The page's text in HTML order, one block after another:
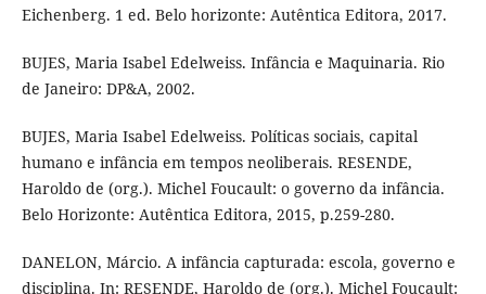
Eichenberg. 1 ed. Belo horizonte: Autêntica Editora, 2017.
BUJES, Maria Isabel Edelweiss. Infância e Maquinaria. Rio
de Janeiro: DP&A, 2002.
BUJES, Maria Isabel Edelweiss. Políticas sociais, capital
humano e infância em tempos neoliberais. RESENDE,
Haroldo de (org.). Michel Foucault: o governo da infância.
Belo Horizonte: Autêntica Editora, 2015, p.259-280.
DANELON, Márcio. A infância capturada: escola, governo e
disciplina. In: RESENDE, Haroldo de (org.). Michel Foucault: